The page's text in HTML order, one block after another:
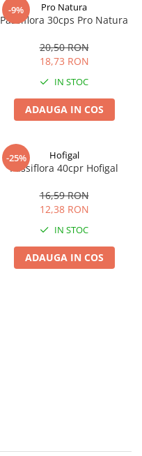
-9% Pro Natura
Passiflora 30cps Pro Natura
20,50 RON
18,73 RON
IN STOC
ADAUGA IN COS
-25% Hofigal
Passiflora 40cpr Hofigal
16,59 RON
12,38 RON
IN STOC
ADAUGA IN COS